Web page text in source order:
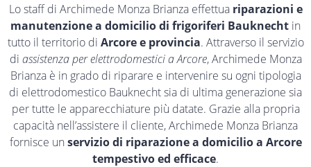
Lo staff di Archimede Monza Brianza effettua riparazioni e
manutenzione a domicilio di frigoriferi Bauknecht in
tutto il territorio di Arcore e provincia. Attraverso il servizio
di assistenza per elettrodomestici a Arcore, Archimede Monza
Brianza è in grado di riparare e intervenire su ogni tipologia
di elettrodomestico Bauknecht sia di ultima generazione sia
per tutte le apparecchiature più datate. Grazie alla propria
capacità nell’assistere il cliente, Archimede Monza Brianza
fornisce un servizio di riparazione a domicilio a Arcore
tempestivo ed efficace.